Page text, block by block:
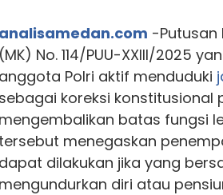
analisamedan.com -Putusan
(MK) No. 114/PUU-XXIII/2025
anggota Polri aktif menduduki
sebagai koreksi konstitusional
mengembalikan batas fungsi
tersebut menegaskan
dapat dilakukan jika yang
mengundurkan diri atau